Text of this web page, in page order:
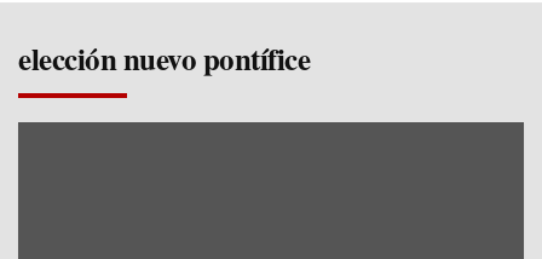
elección nuevo pontífice